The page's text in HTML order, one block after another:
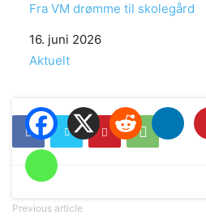
Fra VM drømme til skolegård
Date
16. juni 2026
In relation to
Aktuelt
Previous article